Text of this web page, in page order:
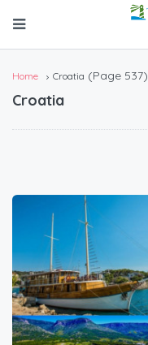
Home Croatia (Page 537)
Croatia